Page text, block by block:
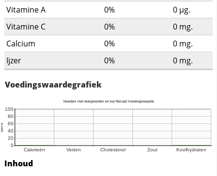
Vitamine A
0% 0 µg.
Vitamine C
0% 0 mg.
Calcium
0% 0 mg.
Ijzer
0% 0 mg.
Voedingswaardegrafiek
Inhoud